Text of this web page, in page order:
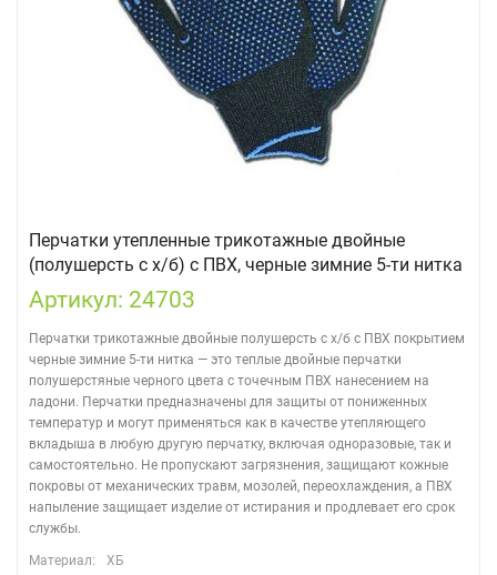
Перчатки утепленные трикотажные двойные
(полушерсть с х/б) с ПВХ, черные зимние 5-ти нитка
Артикул: 24703
Перчатки трикотажные двойные полушерсть с х/б с ПВХ покрытием
черные зимние 5-ти нитка — это теплые двойные перчатки
полушерстяные черного цвета с точечным ПВХ нанесением на
ладони. Перчатки предназначены для защиты от пониженных
температур и могут применяться как в качестве утепляющего
вкладыша в любую другую перчатку, включая одноразовые, так и
самостоятельно. Не пропускают загрязнения, защищают кожные
покровы от механических травм, мозолей, переохлаждения, а ПВХ
напыление защищает изделие от истирания и продлевает его срок
службы.
Материал:
ХБ